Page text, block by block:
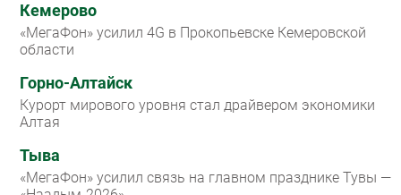
Кемерово
«МегаФон» усилил 4G в Прокопьевске Кемеровской
области
Горно-Алтайск
Курорт мирового уровня стал драйвером экономики
Алтая
Тыва
«МегаФон» усилил связь на главном празднике Тувы —